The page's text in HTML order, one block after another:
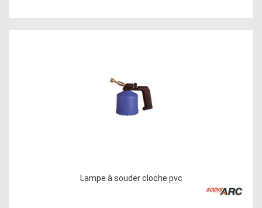
Lampe à souder cloche pvc